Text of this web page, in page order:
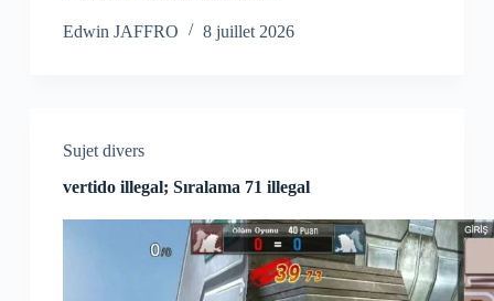
Edwin JAFFRO 8 juillet 2026
Sujet divers
vertido illegal; Sıralama 71 illegal